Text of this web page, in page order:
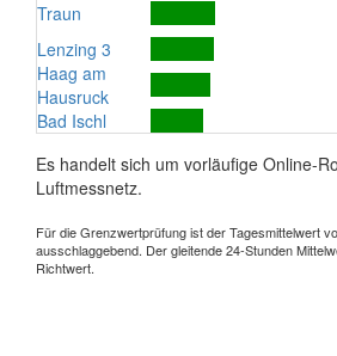
Traun
Lenzing 3
Haag am
Hausruck
Bad Ischl
Es handelt sich um vorläufige Online-
Luftmessnetz.
Für die Grenzwertprüfung ist der Tagesmittelwert
ausschlaggebend. Der gleitende 24-Stunden
Richtwert.